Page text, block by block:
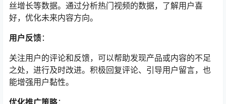
丝增长等数据。通过分析热门视频的数据，了解用户喜
好，优化未来内容方向。
用户反馈：
关注用户的评论和反馈，可以帮助发现产品或内容的不足
之处，进行及时改进。积极回复评论、引导用户留言，也
能增强用户黏性。